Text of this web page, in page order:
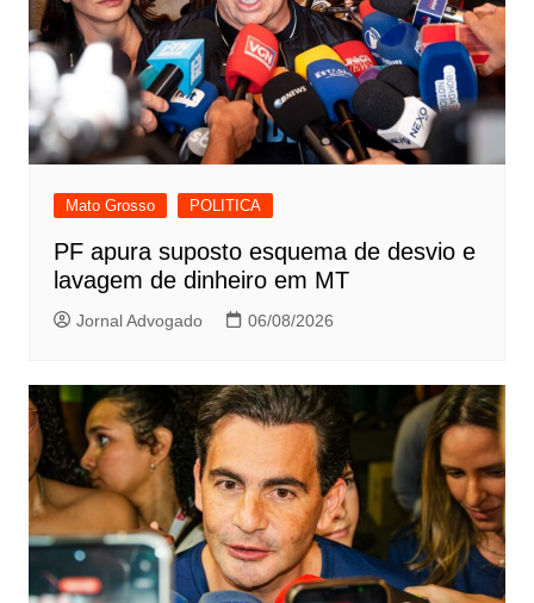
Mato Grosso POLITICA
PF apura suposto esquema de desvio e
lavagem de dinheiro em MT
Jornal Advogado 06/08/2026